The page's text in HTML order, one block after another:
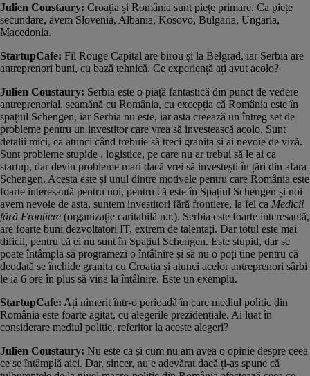
Julien Coustaury: Croația și România sunt piețe primare. Ca piețe
secundare, avem Slovenia, Albania, Kosovo, Bulgaria, Ungaria,
Macedonia.
StartupCafe: Fil Rouge Capital are birou și la Belgrad, iar Serbia are
antreprenori buni, cu bază tehnică. Ce experiență ați avut acolo?
Julien Coustaury: Serbia este o piață fantastică din punct de vedere
antreprenorial, seamănă cu România, cu excepția că România este în
spațiul Schengen, iar Serbia nu este, iar asta creează un întreg set de
probleme pentru un investitor care vrea să investească acolo. Sunt
detalii mici, ca atunci când trebuie să treci granița și ai nevoie de viză.
Sunt probleme stupide , logistice, pe care nu ar trebui să le ai ca
startup, dar devin probleme mari dacă vrei să investești în țări din afara
Schengen. Acesta este și unul dintre motivele pentru care România este
foarte interesantă pentru noi, pentru că este în Spațiul Schengen și noi
avem nevoie de asta, suntem investitori fără frontiere, la fel ca Medicii
fără Frontiere (organizație caritabilă n.r.). Serbia este foarte interesantă,
are foarte buni dezvoltatori IT, extrem de talentați. Dar totul este mai
dificil, pentru că ei nu sunt în Spațiul Schengen. Este stupid, dar se
poate întâmpla să programezi o întâlnire și să nu o poți ține pentru că
deodată se închide granița cu Croația și atunci acelor antreprenori sârbi
le ia 6 ore în plus să vină la întâlnire. Este un exemplu.
StartupCafe: Ați nimerit într-o perioadă în care mediul politic din
România este foarte agitat, cu alegerile prezidențiale. Ai luat în
considerare mediul politic, referitor la aceste alegeri?
Julien Coustaury: Nu este ca și cum nu am avea o opinie despre ceea
ce se întâmplă aici. Dar, sincer, nu e adevărat dacă ți-aș spune că